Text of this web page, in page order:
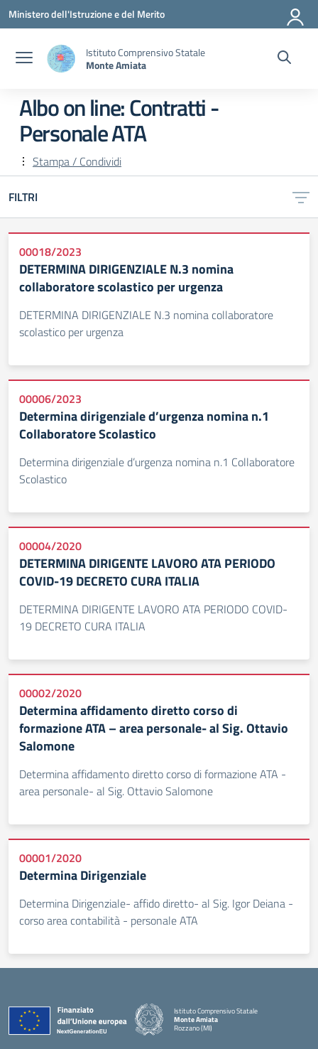
Vai ai contenuti
Vai al menu di navigazione
Vai al footer
Ministero dell'Istruzione e del Merito
Istituto Comprensivo Statale
Monte Amiata
Albo on line:Contratti -
Personale ATA
Stampa / Condividi
FILTRI
00018/2023
DETERMINA DIRIGENZIALE N.3 nomina
collaboratore scolastico per urgenza
DETERMINA DIRIGENZIALE N.3 nomina collaboratore
scolastico per urgenza
00006/2023
Determina dirigenziale d’urgenza nomina n.1
Collaboratore Scolastico
Determina dirigenziale d’urgenza nomina n.1 Collaboratore
Scolastico
00004/2020
DETERMINA DIRIGENTE LAVORO ATA PERIODO
COVID-19 DECRETO CURA ITALIA
DETERMINA DIRIGENTE LAVORO ATA PERIODO COVID-
19 DECRETO CURA ITALIA
00002/2020
Determina affidamento diretto corso di
formazione ATA – area personale- al Sig. Ottavio
Salomone
Determina affidamento diretto corso di formazione ATA -
area personale- al Sig. Ottavio Salomone
00001/2020
Determina Dirigenziale
Determina Dirigenziale- affido diretto- al Sig. Igor Deiana -
corso area contabilità - personale ATA
Istituto Comprensivo Statale
Monte Amiata
Rozzano (MI)